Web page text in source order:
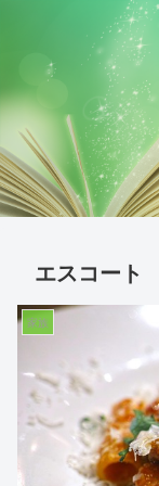
エスコート
家族